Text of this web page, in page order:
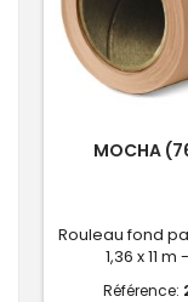
MOCHA
Rouleau fond
1,36 x 11 m
Référence: